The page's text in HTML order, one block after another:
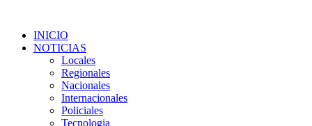
INICIO
NOTICIAS
Locales
Regionales
Nacionales
Internacionales
Policiales
Tecnologia